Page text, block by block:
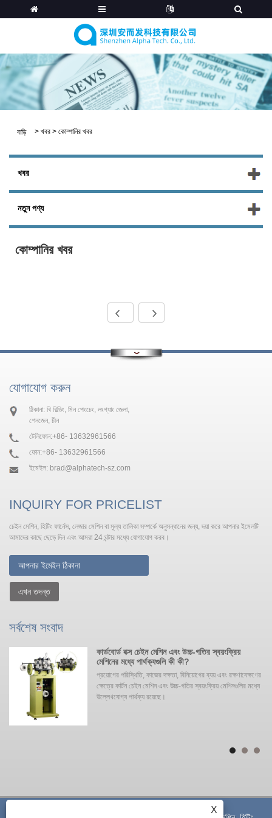
বাড়ি > খবর > কোম্পানির খবর
খবর
নতুন পণ্য
কোম্পানির খবর
যোগাযোগ করুন
ঠিকানা: বি বিল্ডিং, মিন পেংচেং, লংগ্যাং জেলা,
শেনজেন, চীন
টেলিফোন:+86- 13632961566
ফোন:+86- 13632961566
ইমেইল: brad@alphatech-sz.com
INQUIRY FOR PRICELIST
চেইন মেশিন, হিটিং ফার্নেস, লেজার মেশিন বা মূল্য তালিকা সম্পর্কে অনুসন্ধানের জন্য, দয়া করে আপনার ইমেলটি
আমাদের কাছে ছেড়ে দিন এবং আমরা 24 ঘন্টার মধ্যে যোগাযোগ করব।
এখন তদন্ত
সর্বশেষ সংবাদ
কার্ডবোর্ড বক্স চেইন মেশিন এবং উচ্চ-গতির স্বয়ংক্রিয়
মেশিনের মধ্যে পার্থক্যগুলি কী কী?
প্রয়োগের পরিস্থিতি, কাজের দক্ষতা, বিনিয়োগের ব্যয় এবং রক্ষণাবেক্ষণের
ক্ষেত্রে কার্টন চেইন মেশিন এবং উচ্চ-গতির স্বয়ংক্রিয় মেশিনগুলির মধ্যে
উল্লেখযোগ্য পার্থক্য রয়েছে। ‌‌
X